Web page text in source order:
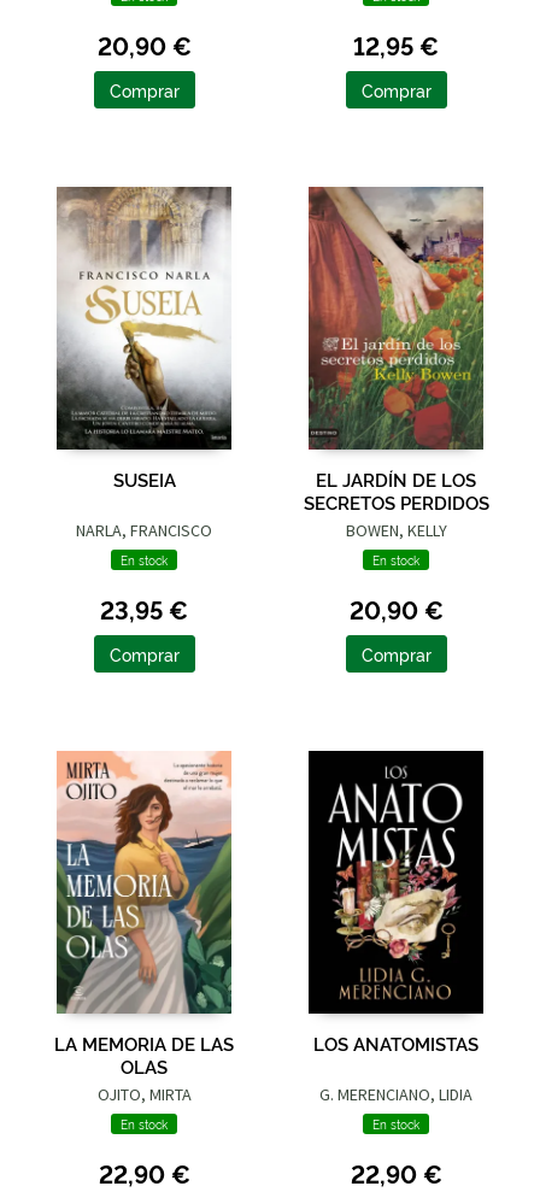
20,90 €
Comprar
12,95 €
Comprar
SUSEIA
NARLA, FRANCISCO
En stock
23,95 €
Comprar
EL JARDÍN DE LOS
SECRETOS PERDIDOS
BOWEN, KELLY
En stock
20,90 €
Comprar
LA MEMORIA DE LAS
OLAS
OJITO, MIRTA
En stock
22,90 €
LOS ANATOMISTAS
G. MERENCIANO, LIDIA
En stock
22,90 €